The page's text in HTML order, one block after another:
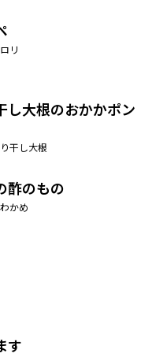
リ
し大根のおかかポン
干し大根
酢のもの
かめ
す